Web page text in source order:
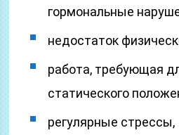
гормональные
недостаток
работа, требующая
статического
регулярные стрессы,